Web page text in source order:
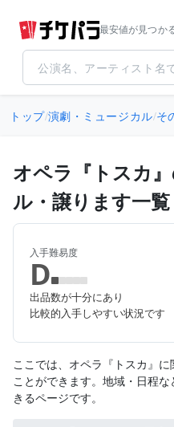
最安値が見つか
トップ/演劇・ミュージカル/そ
オペラ『トスカ
ル・譲ります一覧
入手難易度
D
出品数が十分にあり
比較的入手しやすい状況です
ここでは、オペラ『トスカ』
ことができます。地域・日程
きるページです。